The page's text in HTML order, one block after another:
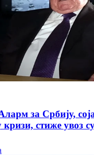
за Србију,
кризи, стиже увоз